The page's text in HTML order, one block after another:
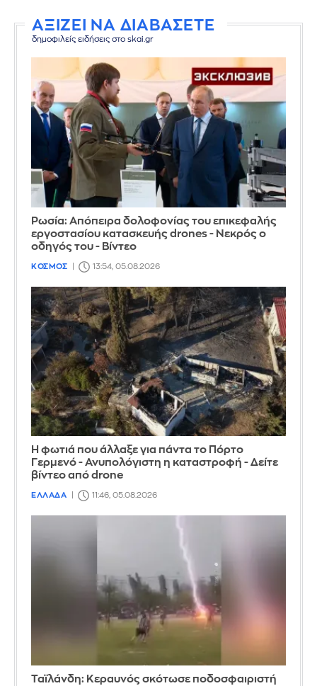
ΑΞΙΖΕΙ ΝΑ ΔΙΑΒΑΣΕΤΕ
δημοφιλείς ειδήσεις στο skai.gr
Ρωσία: Απόπειρα δολοφονίας του επικεφαλής
εργοστασίου κατασκευής drones - Νεκρός ο
οδηγός του - Βίντεο
ΚΟΣΜΟΣ 13:54, 05.08.2026
Η φωτιά που άλλαξε για πάντα το Πόρτο
Γερμενό - Ανυπολόγιστη η καταστροφή - Δείτε
βίντεο από drone
ΕΛΛΑΔΑ 11:46, 05.08.2026
Ταϊλάνδη: Κεραυνός σκότωσε ποδοσφαιριστή